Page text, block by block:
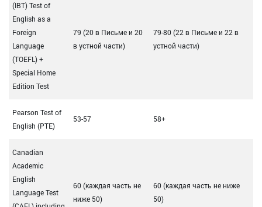
(IBT) Test of
English as a
Foreign
Language
(TOEFL) +
Special Home
Edition Test
79 (20 в Письме и 20
в устной части)
79-80 (22 в Письме и 22 в
устной части)
Pearson Test of
English (PTE)
53-57 58+
Canadian
Academic
English
Language Test
60 (каждая часть не
ниже 50)
60 (каждая часть не ниже
50)